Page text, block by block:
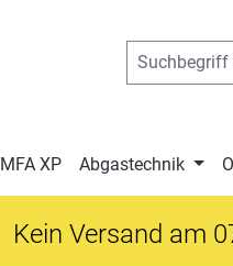
MFA XP Abgastechnik
Kein Versand am